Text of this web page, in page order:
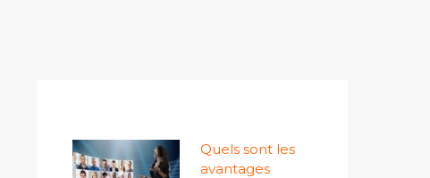
Quels sont les
avantages